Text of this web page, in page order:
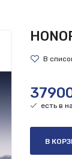
есть в
В